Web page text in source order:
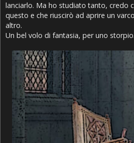
lanciarlo. Ma ho studiato tanto, credo
questo e che riuscirò ad aprire un
altro.
Un bel volo di fantasia, per uno storpio.